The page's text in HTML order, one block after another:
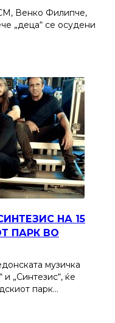
Венко Филипче,
„деца“ се осудени
НА 15
ПАРК ВО
музичка
и „Синтезис“, ќе
парк…